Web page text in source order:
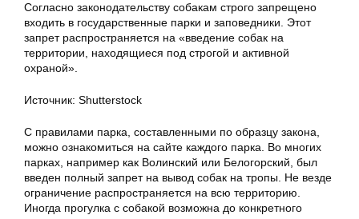
Согласно законодательству собакам строго запрещено
входить в государственные парки и заповедники. Этот
запрет распространяется на «введение собак на
территории, находящиеся под строгой и активной
охраной».
Источник: Shutterstock
С правилами парка, составленными по образцу закона,
можно ознакомиться на сайте каждого парка. Во многих
парках, например как Волинский или Белогорский, был
введен полный запрет на вывод собак на тропы. Не везде
ограничение распространяется на всю территорию.
Иногда прогулка с собакой возможна до конкретного